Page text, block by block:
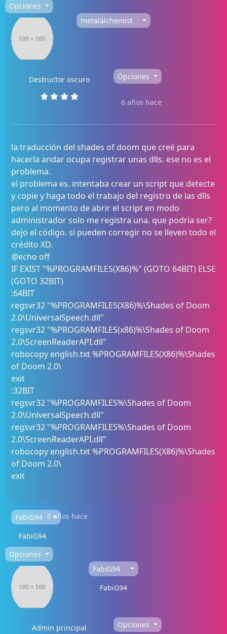
Opciones
metalalchemist
Destructor oscuro Opciones
6 años hace
la traducción del shades of doom que creé para
hacerla andar ocupa registrar unas dlls. ese no es el
problema.
el problema es. intentaba crear un script que detecte
y copie y haga todo el trabajo del registro de las dlls
pero al momento de abrir el script en modo
administrador solo me registra una. que podría ser?
dejo el código. si pueden corregir no se lleven todo el
crédito XD.
@echo off
IF EXIST "%PROGRAMFILES(X86)%" (GOTO 64BIT) ELSE
(GOTO 32BIT)
:64BIT
regsvr32 "%PROGRAMFILES(X86)%\Shades of Doom
2.0\UniversalSpeech.dll"
regsvr32 "%PROGRAMFILES(x86)%\Shades of Doom
2.0\ScreenReaderAPI.dll"
robocopy english.txt %PROGRAMFILES(X86)%\Shades
of Doom 2.0\
exit
:32BIT
regsvr32 "%PROGRAMFILES%\Shades of Doom
2.0\UniversalSpeech.dll"
regsvr32 "%PROGRAMFILES%\Shades of Doom
2.0\ScreenReaderAPI.dll"
robocopy english.txt %PROGRAMFILES(X86)%\Shades
of Doom 2.0\
exit
FabiG94
FabiG94
6 años hace
Opciones
FabiG94
FabiG94
Admin principal Opciones